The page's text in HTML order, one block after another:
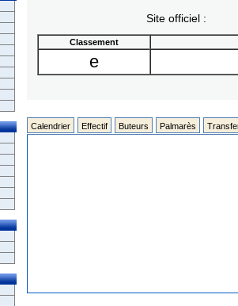
Site officiel :
Classement
e
Calendrier Effectif Buteurs Palmarès